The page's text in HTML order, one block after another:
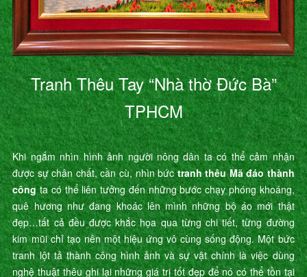
Tranh Thêu Tay “Nhà thờ Đức Bà”
TPHCM
Khi ngắm nhìn hình ảnh người nông dân ta có thể cảm nhận
được sự chân chất, cần cù, nhìn bứctranh thêu Mã đáo thành
côngta có thể liên tưởng đến những bước chạy phóng khoáng,
quê hương như đang khoác lên mình những bộ áo mới thật
đẹp…tất cả đều được khắc họa qua từng chi tiết, từng đường
kim mũi chỉ tạo nên một hiệu ứng vô cùng sống động. Một bức
tranh lột tả thành công hình ảnh và sự vật chính là việc dùng
nghệ thuật thêu ghi lại những giá trị tốt đẹp để nó có thể tồn tại